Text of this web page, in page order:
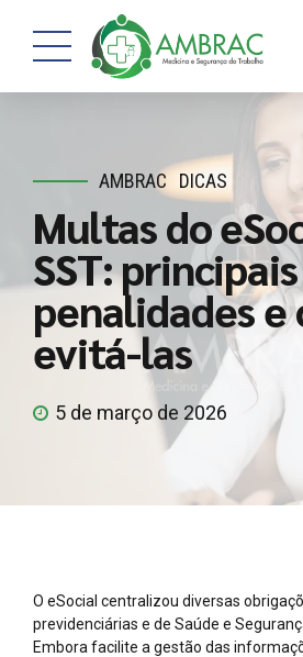
AMBRAC DICAS
Multas do
SST: principais
penalidades e
evitá-las
5 de março de 2026
O eSocial centralizou diversas
previdenciárias e de Saúde e
Embora facilite a gestão das